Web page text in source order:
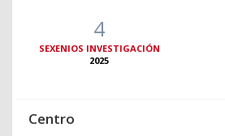
4
SEXENIOS INVESTIGACIÓN
2025
Centro